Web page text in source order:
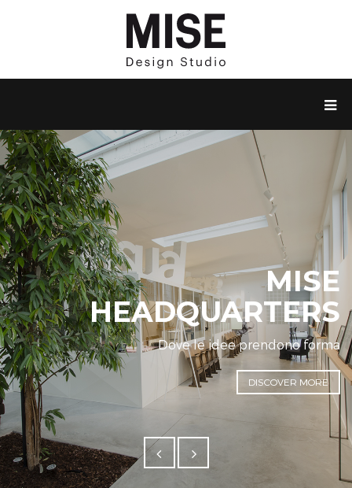
MISE
HEADQUARTERS
Dove le idee prendono forma
DISCOVER MORE